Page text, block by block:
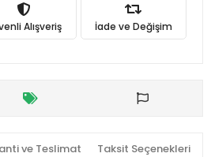
Alışveriş İade ve Değişim
ve Teslimat Taksit Seçenekleri